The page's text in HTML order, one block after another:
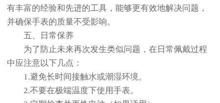
有丰富的经验和先进的工具，能够更有效地解决问题，
并确保手表的质量不受影响。
五、日常保养
为了防止未来再次发生类似问题，在日常佩戴过程
中应注意以下几点：
1.避免长时间接触水或潮湿环境。
2.不要在极端温度下使用手表。